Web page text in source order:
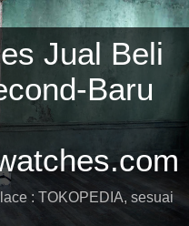
Jual Beli
Baru
: TOKOPEDIA, sesuai